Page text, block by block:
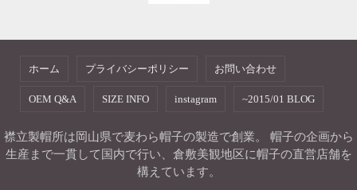
ホーム プライバシーポリシー お問い合わせ
OEM Q&A SIZE INFO instagram ~2015/01 BLOG
襟立製帽所は岡山県で麦わら帽子の製造で創業。 帽子の企画から
生産まで一貫して国内で行い、倉敷美観地区に帽子の直営店舗を
構えています。